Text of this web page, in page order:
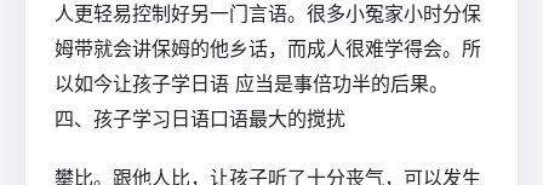
人更轻易控制好另一门言语。很多小冤家小时分保
姆带就会讲保姆的他乡话，而成人很难学得会。所
以如今让孩子学日语 应当是事倍功半的后果。
四、孩子学习日语口语最大的搅扰
攀比。跟他人比，让孩子听了十分丧气，可以发生